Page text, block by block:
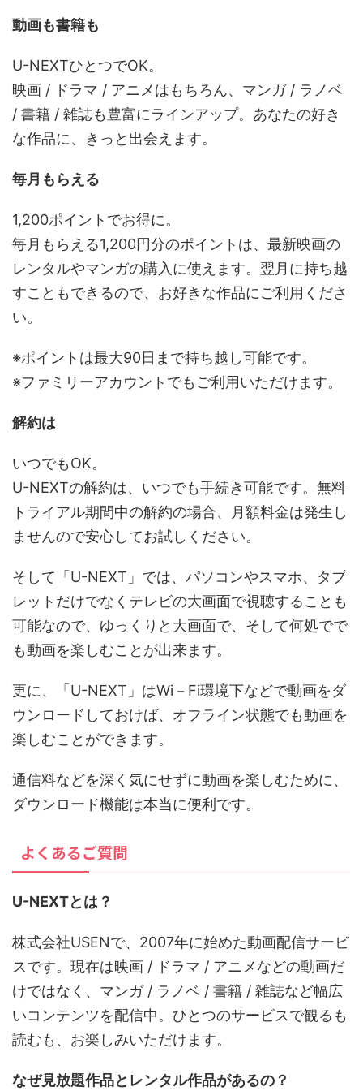
動画も書籍も
U-NEXTひとつでOK。
映画 / ドラマ / アニメはもちろん、マンガ / ラノベ
/ 書籍 / 雑誌も豊富にラインアップ。あなたの好き
な作品に、きっと出会えます。
毎月もらえる
1,200ポイントでお得に。
毎月もらえる1,200円分のポイントは、最新映画の
レンタルやマンガの購入に使えます。翌月に持ち越
すこともできるので、お好きな作品にご利用くださ
い。
※ポイントは最大90日まで持ち越し可能です。
※ファミリーアカウントでもご利用いただけます。
解約は
いつでもOK。
U-NEXTの解約は、いつでも手続き可能です。無料
トライアル期間中の解約の場合、月額料金は発生し
ませんので安心してお試しください。
そして「U-NEXT」では、パソコンやスマホ、タブ
レットだけでなくテレビの大画面で視聴することも
可能なので、ゆっくりと大画面で、そして何処でで
も動画を楽しむことが出来ます。
更に、「U-NEXT」はWi－Fi環境下などで動画をダ
ウンロードしておけば、オフライン状態でも動画を
楽しむことができます。
通信料などを深く気にせずに動画を楽しむために、
ダウンロード機能は本当に便利です。
よくあるご質問
U-NEXTとは？
株式会社USENで、2007年に始めた動画配信サービ
スです。現在は映画 / ドラマ / アニメなどの動画だ
けではなく、マンガ / ラノベ / 書籍 / 雑誌など幅広
いコンテンツを配信中。ひとつのサービスで観るも
読むも、お楽しみいただけます。
なぜ見放題作品とレンタル作品があるの？